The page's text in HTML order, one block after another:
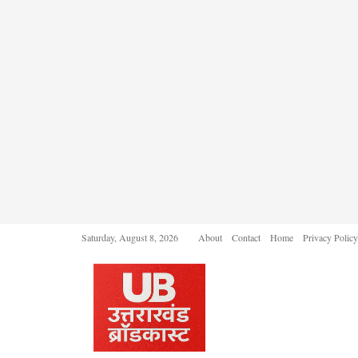
Saturday, August 8, 2026 About Contact Home Privacy Policy